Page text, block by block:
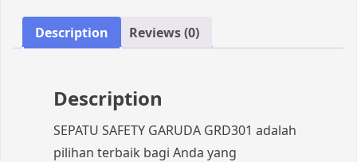
Description Reviews (0)
Description
SEPATU SAFETY GARUDA GRD301 adalah
pilihan terbaik bagi Anda yang